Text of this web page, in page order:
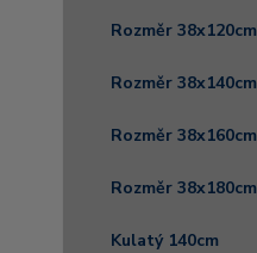
Rozměr 38x120cm
Rozměr 38x140cm
Rozměr 38x160cm
Rozměr 38x180cm
Kulatý 140cm